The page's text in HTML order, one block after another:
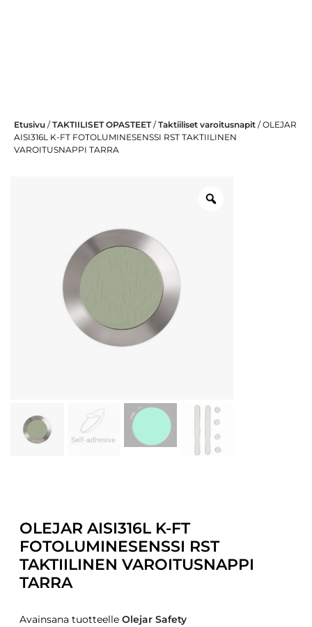
content
Etusivu/TAKTIILISET OPASTEET/Taktiiliset varoitusnapit/ OLEJAR
AISI316L K-FT FOTOLUMINESENSSI RST TAKTIILINEN
VAROITUSNAPPI TARRA
OLEJAR AISI316L K-FT
FOTOLUMINESENSSI RST
TAKTIILINEN VAROITUSNAPPI
TARRA
Avainsana tuotteelleOlejar Safety